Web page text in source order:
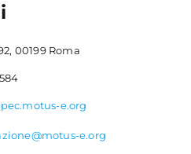
00199 Roma
e.org
e.org